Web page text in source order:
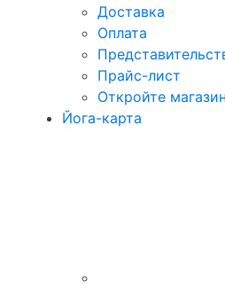
Доставка
Оплата
Прайс-лист
Откройте
Йога-карта